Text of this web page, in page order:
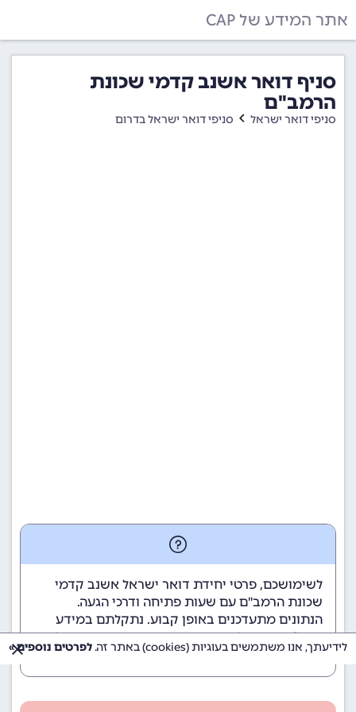
אתר המידע של CAP
סניף דואר אשנב קדמי שכונת
הרמב"ם
סניפי דואר ישראל סניפי דואר ישראל בדרום
לשימושכם, פרטי יחידת דואר ישראל אשנב קדמי
שכונת הרמב"ם עם שעות פתיחה ודרכי הגעה.
הנתונים מתעדכנים באופן קבוע. נתקלתם במידע
שגוי? השאירו לנו תגובה בתחתית הדף כדי שנוכל
לטפל בבעיה בהקדם.
לידיעתך, אנו משתמשים בעוגיות (cookies) באתר זה. לפרטים נוספים »